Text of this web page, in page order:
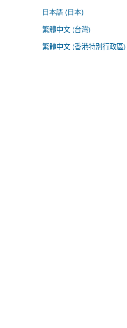
日本語 (日本)
繁體中文 (台灣)
繁體中文 (香港特別行政區)